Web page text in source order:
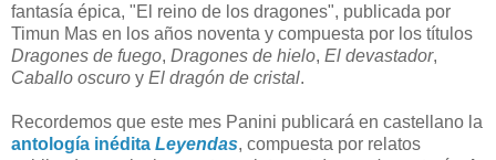
fantasía épica, "El reino de los dragones", publicada por
Timun Mas en los años noventa y compuesta por los títulos
Dragones de fuego, Dragones de hielo, El devastador,
Caballo oscuro y El dragón de cristal.
Recordemos que este mes Panini publicará en castellano la
antología inédita Leyendas, compuesta por relatos